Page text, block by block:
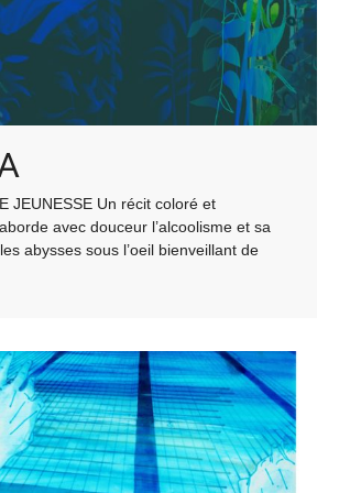
JEUNESSE Un récit coloré et
avec douceur l’alcoolisme et sa
abysses sous l’oeil bienveillant de